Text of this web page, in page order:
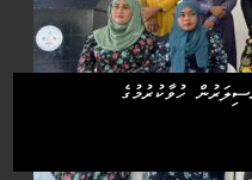
ހުވާކުރުމުގެ